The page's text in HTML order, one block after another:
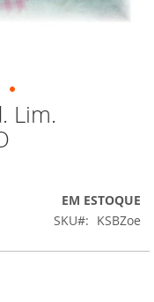
Lim.
EM ESTOQUE
SKU
KSBZoe